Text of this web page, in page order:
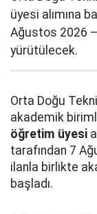
üyesi alımına
Ağustos 2026
yürütülecek.
Orta Doğu
akademik
öğretim üyesi
tarafından 7
ilanla birlikte
başladı.